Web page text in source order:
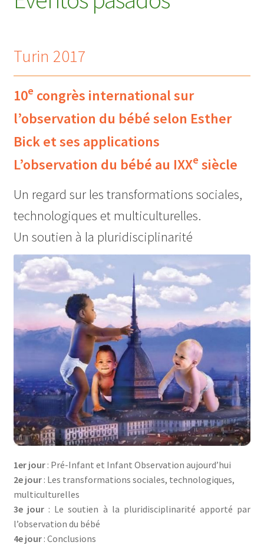
Publicaciones
Turin 2017
10e congrès international sur
l’observation du bébé selon Esther
Bick et ses applications
L’observation du bébé au IXXe siècle
Un regard sur les transformations sociales,
technologiques et multiculturelles.
Un soutien à la pluridisciplinarité
1er jour: Pré-Infant et Infant Observation aujourd’hui
2e jour: Les transformations sociales, technologiques,
multiculturelles
3e jour: Le soutien à la pluridisciplinarité apporté par
l’observation du bébé
4e jour: Conclusions